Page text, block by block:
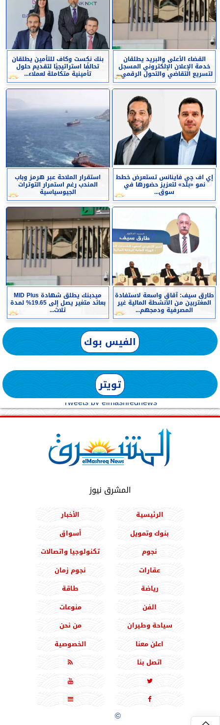
القضاء الأعلى والبريد يطلقان
خدمة الإعلان الإلكتروني المسجل
لتسريع التقاضي والتحول الرقمي...
بنك نكست وكاف للتأمين يطلقان
تحالفًا استراتيجيًا لتقديم حلول
تأمينية متكاملة لعملاء...
إي اف چي فاينانس تستعرض خطط
نمو «بلد» لتعزيز حضورها في
سوق...
استقرار الملاحة عبر هرمز وباب
المندب رغم استمرار التوترات
الجيوسياسية
طارق سيف: آقاق واسعة لاستفادة
المغتربين من الأنشطة المالية غير
المصرفية ودمجهم...
ميدبنك يطلق شهادة MID Plus
بعائد متغير يصل إلى 19.65% لمدة
ثلاث...
الفيس بوك
تويتر
Tweets by elmashreqnews
المشرق نيوز
الرئيسية
الأخبار
بنوك وتمويل
أسواق
نجوم
تكنولوجيا واتصالات
عقارات
نجوم زمان
رياضة
طاقة
الفن
منوعات
سياحة وطيران
من نحن
اعلن معنا
الخصوصية
اتصل بنا





جميع الحقوق محفوظة©